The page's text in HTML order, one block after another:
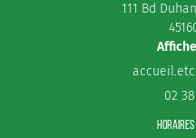
111 Bd
02